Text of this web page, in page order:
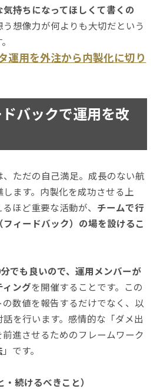
持ちになってほしくて書くの
う想像力が何よりも大切だという
運用を外注から内製化に切り
バックで運用を改
ただの自己満足。成長のない航
ます。内製化を成功させる上
ほど重要な活動が、 チームで行
ィードバック）の場を設けるこ
でも良いので、運用メンバーが
ングを開催することです。この
数値を報告するだけでなく、以
を行います。感情的な「ダメ出
進させるためのフレームワーク
」です。
続けるべきこと）